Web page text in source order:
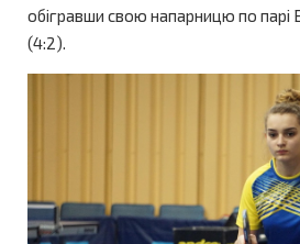
обігравши свою напарницю по парі
(4:2).